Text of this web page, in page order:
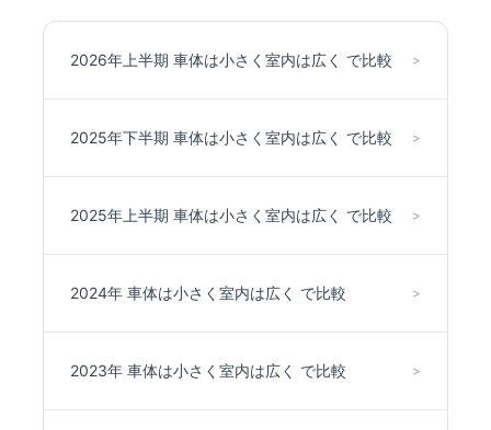
2026年上半期 車体は小さく室内は広く で比較 >
2025年下半期 車体は小さく室内は広く で比較 >
2025年上半期 車体は小さく室内は広く で比較 >
2024年 車体は小さく室内は広く で比較 >
2023年 車体は小さく室内は広く で比較 >